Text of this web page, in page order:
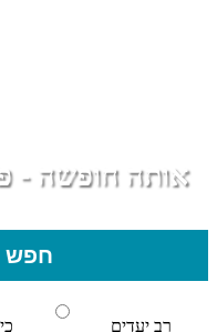
חפש
אותה חופשה -
רב יעדים